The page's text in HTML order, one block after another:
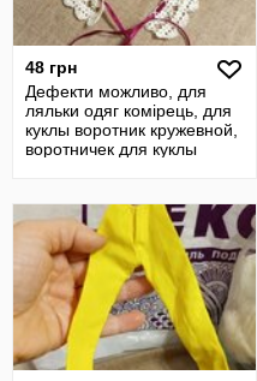
48 грн
Дефекти можливо, для
ляльки одяг комірець, для
куклы воротник кружевной,
воротничек для куклы